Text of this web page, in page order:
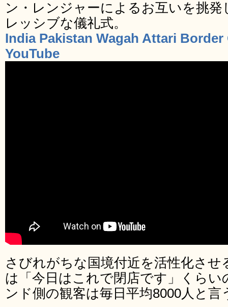
ン・レンジャーによるお互いを挑
レッシブな儀礼式。
India Pakistan Wagah Attari
YouTube
さびれがちな国境付近を活性化させ
は「今日はこれで閉店です」くら
ンド側の観客は毎日平均8000人と言